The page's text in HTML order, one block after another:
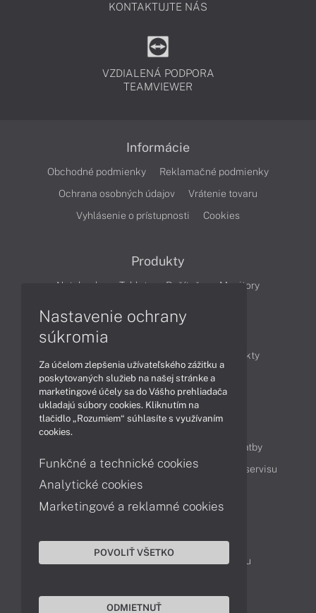
KONTAKTUJTE NÁS
VZDIALENÁ PODPORA
TEAMVIEWER
Informácie
Obchodné podmienky
Reklamačné podmienky
Ochrana osobných údajov
Vrátenie tovaru
Vyhlásenie o prístupnosti
Cookies
Produkty
Notebooky Tablety Počítače Monitory
Produkty
Technológie
Videá
Obsah
Možnosti doručenia a platby
Podpora a servis
Servisné služby Cenník servisu
Kontakty
043 4224 771
Obchodné oddelenie
Reklamácia tovaru
Nastavenie ochrany
súkromia
Za účelom zlepšenia užívateľského zážitku a
poskytovaných služieb na našej stránke a
marketingové účely sa do Vášho prehliadača
ukladajú súbory cookies. Kliknutím na
tlačidlo „Rozumiem“ súhlasíte s využívaním
cookies.
Funkčné a technické cookies
Analytické cookies
Marketingové a reklamné cookies
POVOLIŤ VŠETKO
ODMIETNUŤ